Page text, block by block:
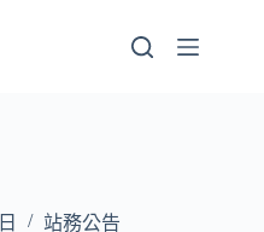
站務公告